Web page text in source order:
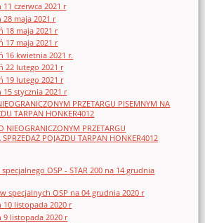
czerwca 2021 r
28 maja 2021 r
18 maja 2021 r
17 maja 2021 r
16 kwietnia 2021 r.
22 lutego 2021 r
19 lutego 2021 r
15 stycznia 2021 r
PRZETARGU PISEMNYM NA
TARPAN HONKER4012
NIEOGRANICZONYM PRZETARGU
POJAZDU TARPAN HONKER4012
OSP - STAR 200 na 14 grudnia
specjalnych OSP na 04 grudnia 2020 r
10 listopada 2020 r
9 listopada 2020 r